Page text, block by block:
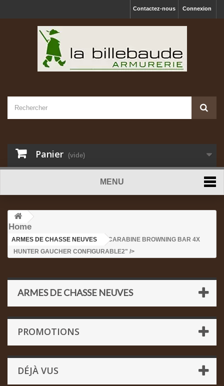
Connexion
Contactez-nous
Panier (vide)
MENU
Home
ARMES DE CHASSE NEUVES
>CARABINE BROWNING BAR 4X
HUNTER GAUCHER CONFIGURABLE2" />
ARMES DE CHASSE NEUVES
PROMOTIONS
DÉJÀ VUS